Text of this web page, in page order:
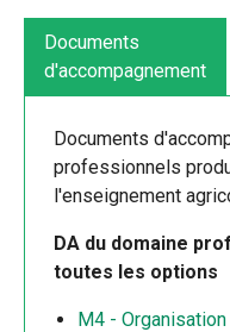
Documents
d'accompagnement
Documents
professionnels
l'enseignement
DA du domaine
toutes les options
M4 -